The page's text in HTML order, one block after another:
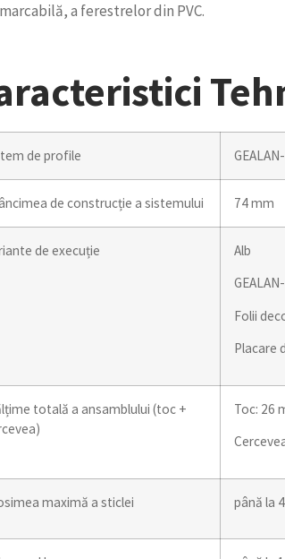
a ferestrelor din PVC.
de profile
de construcție a sistemului 74 mm
de execuție
Alb
Folii
Placare
totală a ansamblului (toc +
Toc: 26
maximă a sticlei până la